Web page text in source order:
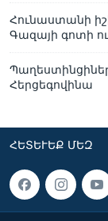
Հունաստանի
Գազայի գոտի
Հերցեգովինա
ՀԵՏԵՒԵՔ ՄԵԶ